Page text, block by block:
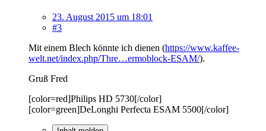
23. August 2015 um 18:01
#3
Mit einem Blech könnte ich dienen (https://www.kaffee-
welt.net/index.php/Thre…ermoblock-ESAM/).
Gruß Fred
[color=red]Philips HD 5730[/color]
[color=green]DeLonghi Perfecta ESAM 5500[/color]